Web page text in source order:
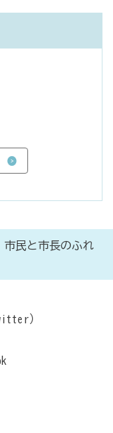
市民と市長のふれ
）